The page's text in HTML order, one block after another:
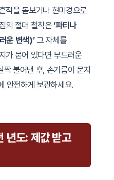
적을 돋보기나 현미경으로
의 절대 철칙은‘파티나
운 변색)’그 자체를
가 묻어 있다면 부드러운
불어낸 후, 손기름이 묻지
안전하게 보관하세요.
도: 제값 받고